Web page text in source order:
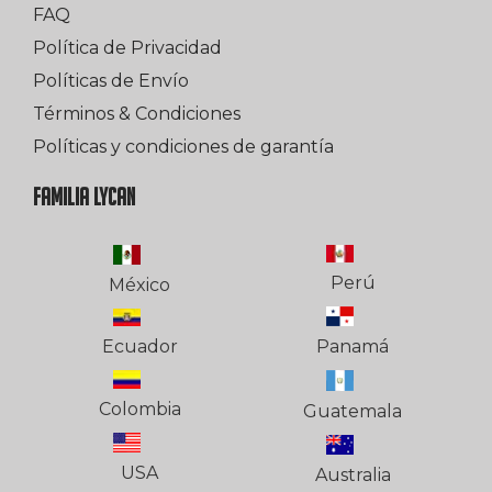
FAQ
Política de Privacidad
Políticas de Envío
Términos & Condiciones
Políticas y condiciones de garantía
FAMILIA LYCAN
México
Ecuador
Colombia
USA
Perú
Panamá
Guatemala
Australia